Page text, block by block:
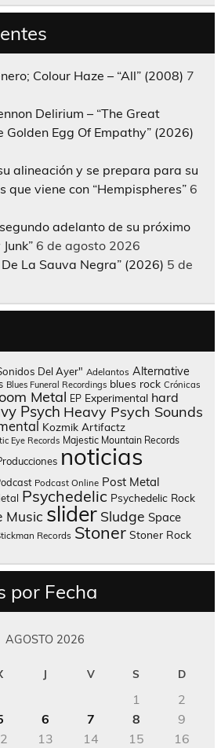
Colour Haze – “All” (2008) 7
Delirium – “The Great
Egg Of Empathy” (2026)
alineación y se prepara para su
que viene con “Hempispheres” 6
adelanto de su próximo
6 de agosto 2026
La Sauva Negra” (2026) 5 de
Del Ayer" Adelantos Alternative
Blues Funeral Recordings blues rock Crónicas
Metal EP Experimental hard
Psych Heavy Psych Sounds
Kozmik Artifactz
Eye Records Majestic Mountain Records
noticias
Podcast Online Post Metal
Psychedelic Psychedelic Rock
Music slider Sludge Space
Records Stoner Stoner Rock
por Fecha
AGOSTO 2026
J V S D
1
2
6 7 8
9
13 14 15
16